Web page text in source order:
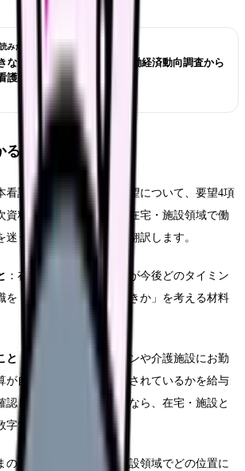
みたい
ない職場を見抜くには？労働経済動向調査から
護師の面接質問
ること
看護協会の老健局長宛要望について、要望4項
資料から正確に確認し、在宅・施設領域で働
迷う看護師さんの目線に翻訳します。
：在宅・施設領域の処遇が今後どのタイミン
を「待つべきか・動くべきか」を考える材料
と ：訪問看護ステーションや介護施設にお勤
が自分の給与にどう配分されているかを給与
認しましょう。病棟勤務なら、在宅・施設と
で把握できます。
の自分の年収が在宅・施設領域でどの位置に